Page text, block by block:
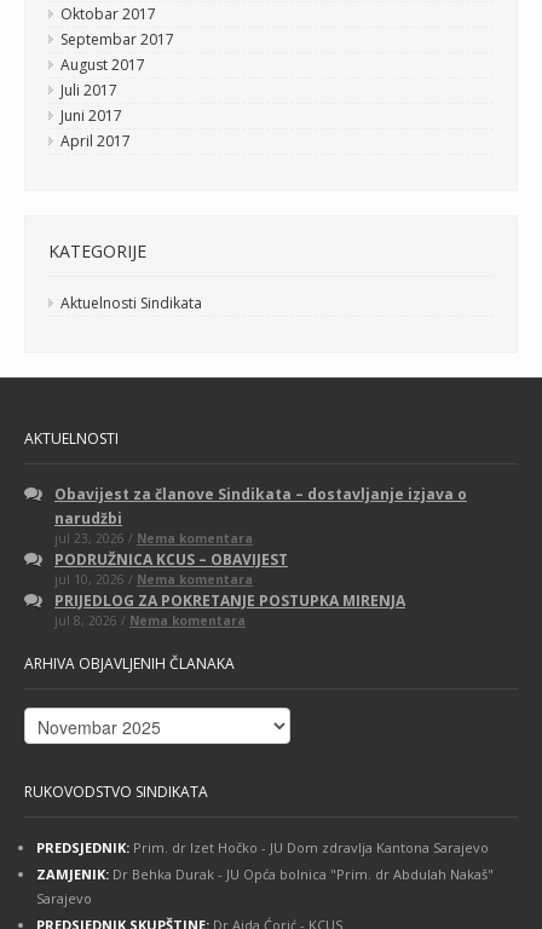
Oktobar 2017
Septembar 2017
August 2017
Juli 2017
Juni 2017
April 2017
KATEGORIJE
Aktuelnosti Sindikata
AKTUELNOSTI
Obavijest za članove Sindikata – dostavljanje izjava o
narudžbi
jul 23, 2026 / Nema komentara
Obavijest
za
Sindikata
–
PODRUŽNICA KCUS – OBAVIJEST
jul 10, 2026 / Nema komentara
PODRUŽNICA
KCUS
PRIJEDLOG ZA POKRETANJE POSTUPKA MIRENJA
jul 8, 2026 / Nema komentara
ARHIVA OBJAVLJENIH ČLANAKA
Arhiva
objavljenih
RUKOVODSTVO SINDIKATA
PREDSJEDNIK: Prim. dr Izet Hočko - JU Dom zdravlja Kantona Sarajevo
ZAMJENIK: Dr Behka Durak - JU Opća bolnica "Prim. dr Abdulah Nakaš"
Sarajevo
PREDSJEDNIK SKUPŠTINE: Dr Aida Ćorić - KCUS